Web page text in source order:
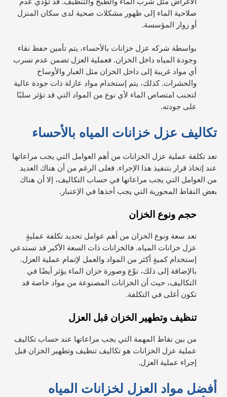
صلاحية الماء إلى ظهور مشكلات صحية لدى سكان المنزل
أو زوار المؤسسة.
بواسطة شركه عزل خزانات بالأحساء، يتم تأمين حفظ نقاء
وجودة المياه داخل الخزان. فعملية العزل تضمن عدم تسرب
أي مواد غريبة إلى داخل الخزان مثل الغبار والأوساخ
والحشرات. كذلك، يتم إستخدام مواد عازلة ذات جودة عالية
لتجنب امتصاص الماء لأي نوع من المواد التي قد تؤثر سلبًا
على جودته.
تكاليف عزل خزانات المياه بالأحساء
تعد تكلفة عملية عزل الخزانات من أهم العوامل التي يجب مراعاتها
عند إتخاذ قرار بتنفيذ هذا الإجراء. فعلى الرغم من أن هناك العديد
من العوامل التي يجب مراعاتها في حساب التكاليف، إلا أن هناك
بعض النقاط المحورية التي يجب أخذها في الإعتبار.
حجم ونوع الخزان
تعد سعة ونوع الخزان من أهم عوامل تحديد تكلفة عمليةٍ
عزل خزانات المياه. فالخزانات ذات السعة الأكبر قد تستدعي
إستخدام كميةٍ أكثر من المواد والعمل لإتمام عملية العزل.
بالإضافة إلى ذلك، نوْع وصورة خزان الماء يؤثر أيضًا في
التكاليف، حيث أن الخزانات المصنوعة من مواد خاصة قد
تكون أغلى في التكلفة.
تنظيف وتطهير الخزان قبل العزل
من بين نقاط المهمة التي يجب مراعاتها عند حساب تكاليف
عملية عزل الخزانات هو تكاليف تنظيف وتطهير الخزان قبل
إجراء عملية العزل.
أفضل مواد العزل لخزانات المياه